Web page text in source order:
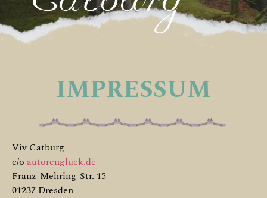
IMPRESSUM
Viv Catburg
c/o autorenglück.de
Franz-Mehring-Str. 15
01237 Dresden